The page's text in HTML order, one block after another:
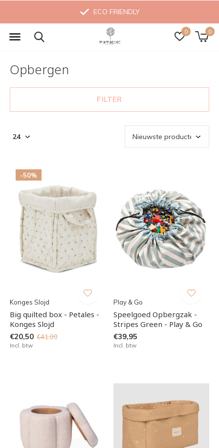
0 0
MADE WITH LOVE
Opbergen
FILTER
-50%
Konges Slojd
Big quilted box - Petales -
Konges Slojd
€20,50 €41,00
Incl. btw
Play & Go
Speelgoed Opbergzak -
Stripes Green - Play & Go
€39,95
Incl. btw